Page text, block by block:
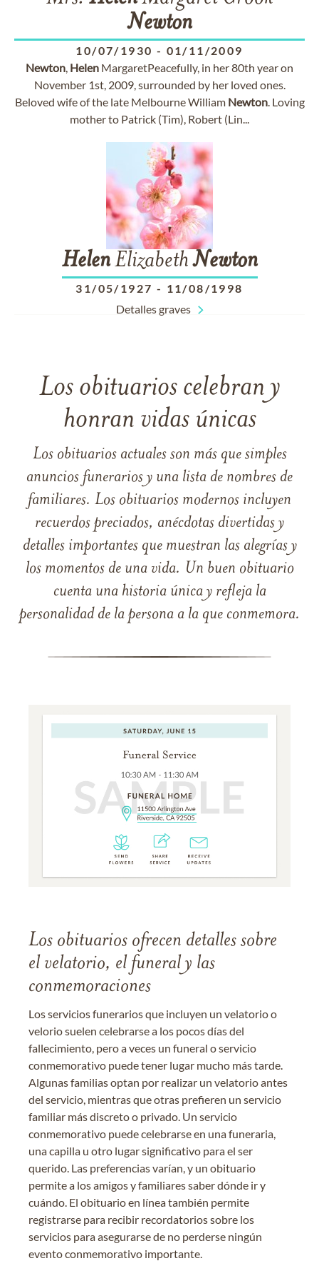
Newton
10/07/1930 - 01/11/2009
Newton, Helen MargaretPeacefully, in her 80th year on
November 1st, 2009, surrounded by her loved ones.
Beloved wife of the late Melbourne William Newton. Loving
mother to Patrick (Tim), Robert (Lin...
HelenElizabethNewton
31/05/1927 - 11/08/1998
Detalles graves
Los obituarios celebran y
honran vidas únicas
Los obituarios actuales son más que simples
anuncios funerarios y una lista de nombres de
familiares. Los obituarios modernos incluyen
recuerdos preciados, anécdotas divertidas y
detalles importantes que muestran las alegrías y
los momentos de una vida. Un buen obituario
cuenta una historia única y refleja la
personalidad de la persona a la que conmemora.
Los obituarios ofrecen detalles sobre
el velatorio, el funeral y las
conmemoraciones
Los servicios funerarios que incluyen un velatorio o
velorio suelen celebrarse a los pocos días del
fallecimiento, pero a veces un funeral o servicio
conmemorativo puede tener lugar mucho más tarde.
Algunas familias optan por realizar un velatorio antes
del servicio, mientras que otras prefieren un servicio
familiar más discreto o privado. Un servicio
conmemorativo puede celebrarse en una funeraria,
una capilla u otro lugar significativo para el ser
querido. Las preferencias varían, y un obituario
permite a los amigos y familiares saber dónde ir y
cuándo. El obituario en línea también permite
registrarse para recibir recordatorios sobre los
servicios para asegurarse de no perderse ningún
evento conmemorativo importante.